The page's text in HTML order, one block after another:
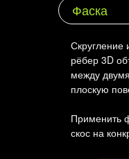
Фаска
Скругление
рёбер 3D
между
плоскую
Применить
скос на